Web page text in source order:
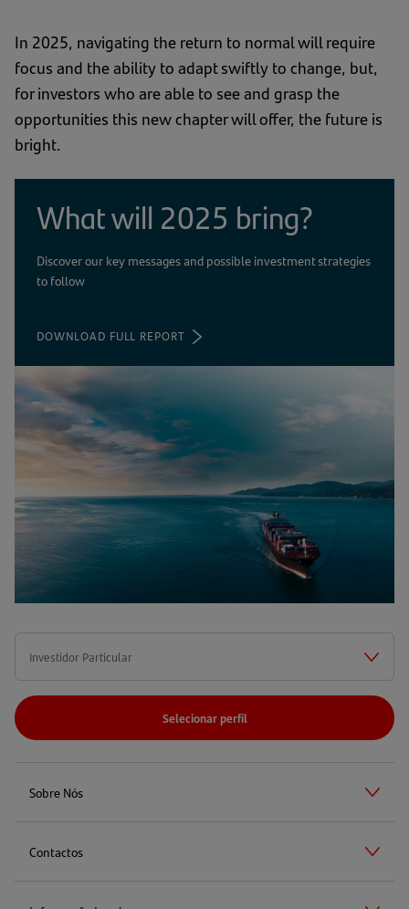
In 2025, navigating the return to normal will require
focus and the ability to adapt swiftly to change, but,
for investors who are able to see and grasp the
opportunities this new chapter will offer, the future is
bright.
What will 2025 bring?
Discover our key messages and possible investment strategies
to follow
DOWNLOAD FULL REPORT (ABRE
NOVA
Selecionar perfil
Sobre Nós
Contactos